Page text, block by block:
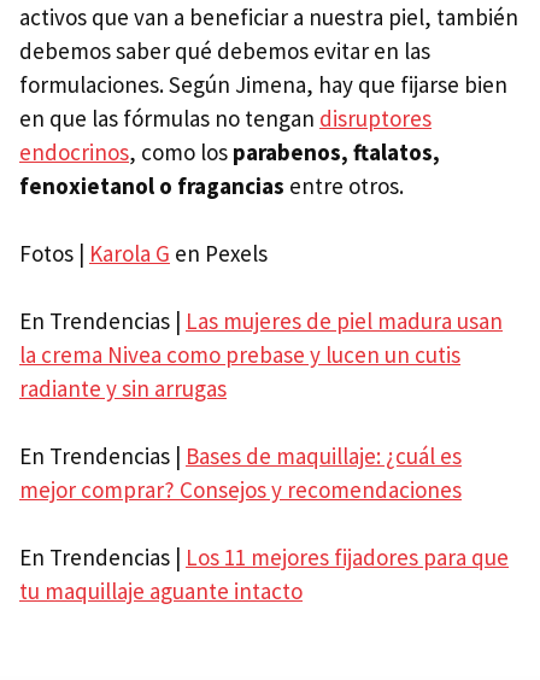
activos que van a beneficiar a nuestra piel, también
debemos saber qué debemos evitar en las
formulaciones. Según Jimena, hay que fijarse bien
en que las fórmulas no tengan disruptores
endocrinos, como los parabenos, ftalatos,
fenoxietanol o fragancias entre otros.
Fotos | Karola G en Pexels
En Trendencias | Las mujeres de piel madura usan
la crema Nivea como prebase y lucen un cutis
radiante y sin arrugas
En Trendencias | Bases de maquillaje: ¿cuál es
mejor comprar? Consejos y recomendaciones
En Trendencias | Los 11 mejores fijadores para que
tu maquillaje aguante intacto